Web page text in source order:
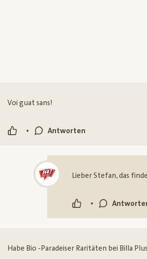
Voi guat sans!
• Antworten
Lieber Stefan, das
•
Habe Bio -Paradeiser Raritäten bei Billa